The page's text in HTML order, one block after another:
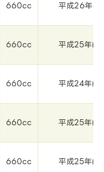
660cc 平成26年
660cc 平成25年
660cc 平成24年
660cc 平成25年
660cc 平成25年